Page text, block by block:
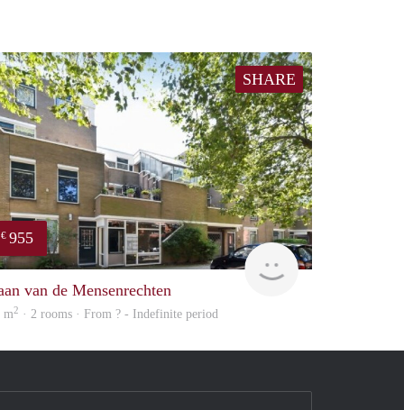
SHARE
€ 955
finder
van de Mensenrechten
m2 · 2 rooms · From ? - Indefinite period